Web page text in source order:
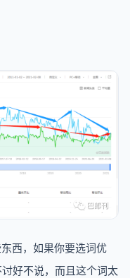
西，如果你要选词优
好不说，而且这个词太